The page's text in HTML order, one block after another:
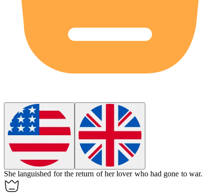
Shelanguished for the return of her lover who had gone to war.